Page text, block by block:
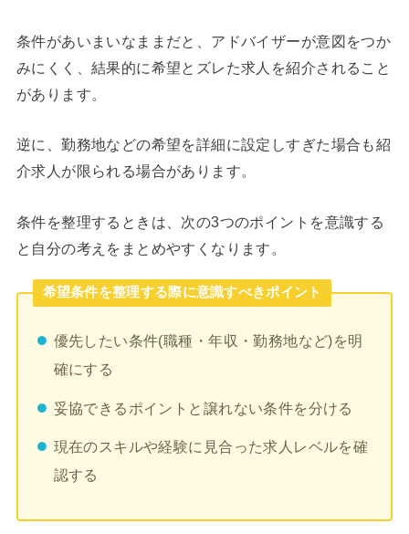
条件があいまいなままだと、アドバイザーが意図をつか
みにくく、結果的に希望とズレた求人を紹介されること
があります。
逆に、勤務地などの希望を詳細に設定しすぎた場合も紹
介求人が限られる場合があります。
条件を整理するときは、次の3つのポイントを意識する
と自分の考えをまとめやすくなります。
希望条件を整理する際に意識すべきポイント
優先したい条件(職種・年収・勤務地など)を明
確にする
妥協できるポイントと譲れない条件を分ける
現在のスキルや経験に見合った求人レベルを確
認する